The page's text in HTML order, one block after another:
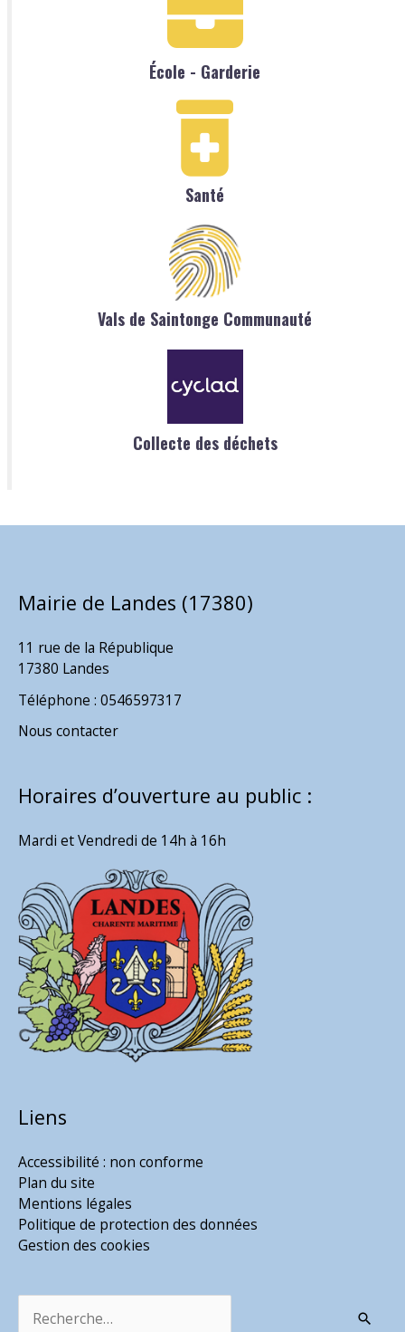
École - Garderie
Santé
Vals de Saintonge Communauté
Collecte des déchets
Mairie de Landes (17380)
11 rue de la République
17380 Landes
Téléphone : 0546597317
Nous contacter
Horaires d’ouverture au public :
Mardi et Vendredi de 14h à 16h
Liens
Accessibilité : non conforme
Plan du site
Mentions légales
Politique de protection des données
Gestion des cookies